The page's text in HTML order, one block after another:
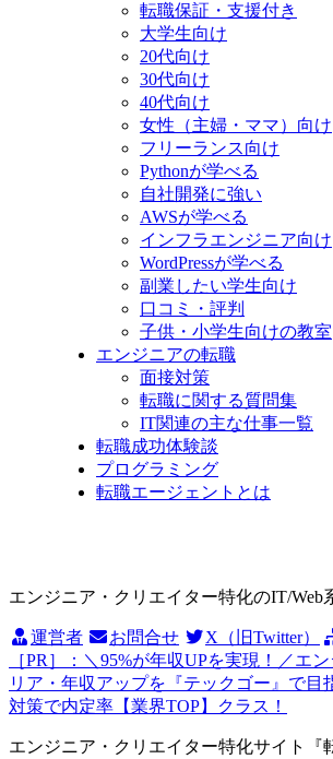
転職保証・支援付き
大学生向け
20代向け
30代向け
40代向け
女性（主婦・ママ）向け
フリーランス向け
Pythonが学べる
自社開発に強い
AWSが学べる
インフラエンジニア向け
WordPressが学べる
副業したい学生向け
口コミ・評判
子供・小学生向けの教室
エンジニアの転職
面接対策
転職に関する質問集
IT関連の主な仕事一覧
転職成功体験談
プログラミング
転職エージェントとは
エンジニア・クリエイター特化のIT/Web
運営者 お問合せ X（旧Twitter）
［PR］：＼95%が年収UPを実現！／エ
リア・年収アップを『テックゴー』で目
対策で内定率【業界TOP】クラス！
エンジニア・クリエイター特化サイト『